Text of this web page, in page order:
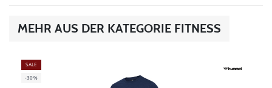
MEHR AUS DER KATEGORIE FITNESS
SALE
-30%